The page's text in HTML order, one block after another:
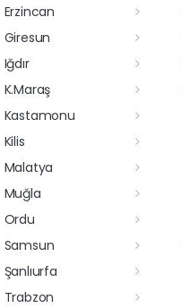
Erzincan
Giresun
Iğdır
K.Maraş
Kastamonu
Kilis
Malatya
Muğla
Ordu
Samsun
Şanlıurfa
Trabzon